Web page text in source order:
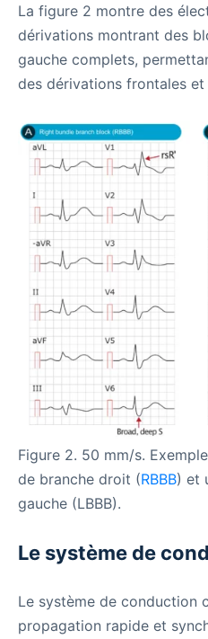
La figure 2 montre des
dérivations montrant des
gauche complets,
des dérivations frontales et
Figure 2. 50 mm/s.
de branche droit (RBBB) et
gauche (LBBB).
Le système de
Le système de conduction
propagation rapide et